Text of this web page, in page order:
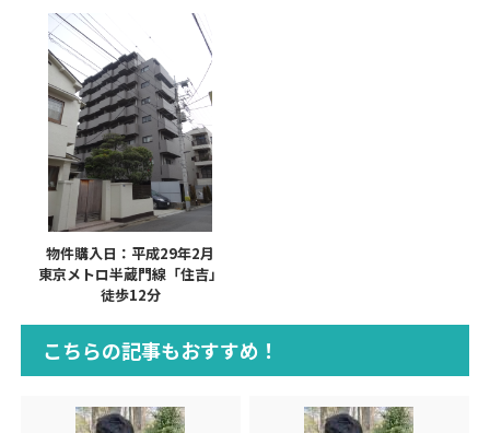
物件購入日：平成29年2月
東京メトロ半蔵門線「住吉」
徒歩12分
こちらの記事もおすすめ！